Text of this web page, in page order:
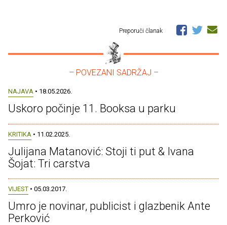
Preporuči članak
– POVEZANI SADRŽAJ –
NAJAVA • 18.05.2026.
Uskoro počinje 11. Booksa u parku
KRITIKA • 11.02.2025.
Julijana Matanović: Stoji ti put & Ivana
Šojat: Tri carstva
VIJEST • 05.03.2017.
Umro je novinar, publicist i glazbenik Ante
Perković